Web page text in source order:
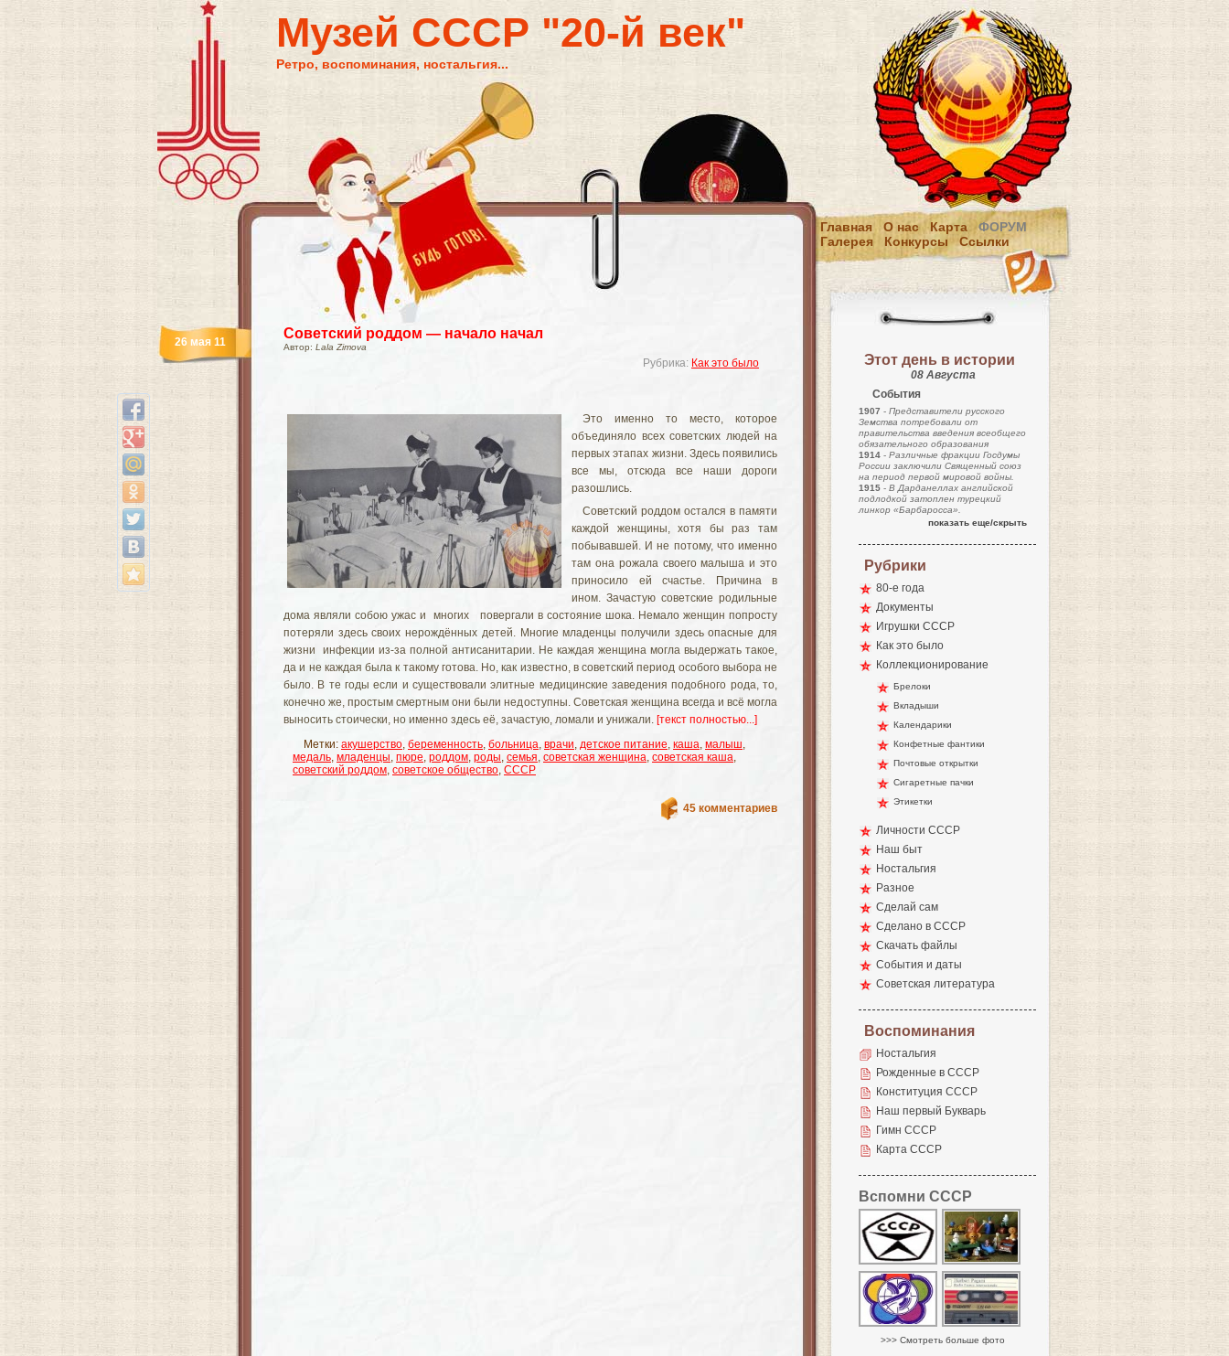
Музей СССР "20-й век"
Ретро, воспоминания, ностальгия...
Главная О нас Карта
ФОРУМ
Галерея
Конкурсы Ссылки
Советский роддом — начало начал
Автор: Lala Zimova
Рубрика: Как это было
26 мая 11
Это именно то место, которое
объединяло всех советских людей на
первых этапах жизни. Здесь появились
все мы, отсюда все наши дороги
разошлись.
Советский роддом остался в памяти
каждой женщины, хотя бы раз там
побывавшей. И не потому, что именно
там она рожала своего малыша и это
приносило ей счастье. Причина в
ином. Зачастую советские родильные
дома являли собою ужас и многих повергали в состояние шока. Немало женщин попросту
потеряли здесь своих нерождённых детей. Многие младенцы получили здесь опасные для
жизни инфекции из-за полной антисанитарии. Не каждая женщина могла выдержать такое,
да и не каждая была к такому готова. Но, как известно, в советский период особого выбора не
было. В те годы если и существовали элитные медицинские заведения подобного рода, то,
конечно же, простым смертным они были недоступны. Советская женщина всегда и всё могла
выносить стоически, но именно здесь её, зачастую, ломали и унижали. [текст полностью...]
Метки: акушерство, беременность, больница, врачи, детское питание, каша, малыш,
медаль, младенцы, пюре, роддом, роды, семья, советская женщина, советская каша,
советский роддом, советское общество, СССР
45 комментариев
Этот день в истории
08 Августа
События
1907 - Представители русского
Земства потребовали от
правительства введения всеобщего
обязательного образования
1914 - Различные фракции Госдумы
России заключили Священный союз
на период первой мировой войны.
1915 - В Дарданеллах английской
подлодкой затоплен турецкий
линкор «Барбаросса».
показать еще/скрыть
Рубрики
80-е года
Документы
Игрушки СССР
Как это было
Коллекционирование
Брелоки
Вкладыши
Календарики
Конфетные фантики
Почтовые открытки
Сигаретные пачки
Этикетки
Личности СССР
Наш быт
Ностальгия
Разное
Сделай сам
Сделано в СССР
Скачать файлы
События и даты
Советская литература
Воспоминания
Ностальгия
Рожденные в СССР
Конституция СССР
Наш первый Букварь
Гимн СССР
Карта СССР
Вспомни СССР
>>> Смотреть больше фото